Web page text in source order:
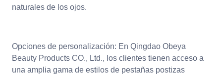
naturales de los ojos.
Opciones de personalización: En Qingdao Obeya
Beauty Products CO., Ltd., los clientes tienen acceso a
una amplia gama de estilos de pestañas postizas